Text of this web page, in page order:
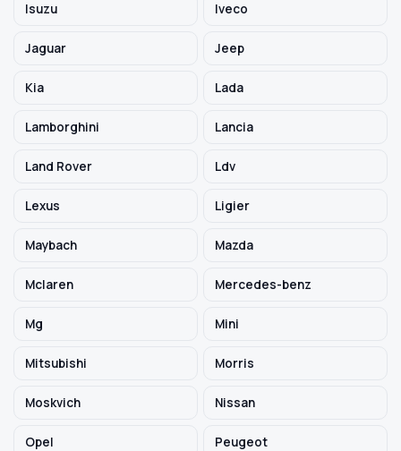
Isuzu Iveco
Jaguar Jeep
Kia Lada
Lamborghini Lancia
Land Rover Ldv
Lexus Ligier
Maybach Mazda
Mclaren Mercedes-benz
Mg Mini
Mitsubishi Morris
Moskvich Nissan
Opel Peugeot